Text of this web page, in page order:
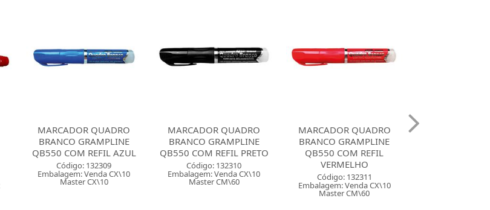
MARCADOR QUADRO
BRANCO GRAMPLINE
QB550 COM REFIL PRETO
Código: 132310
Embalagem: Venda CX\10
Master CM\60
MARCADOR QUADRO
BRANCO GRAMPLINE
QB550 COM REFIL
VERMELHO
Código: 132311
Embalagem: Venda CX\10
MARCADOR QUADRO
BRANCO GATTE
VERMELHO
Código: 133755
Embalagem: Venda CX\12
Master CM\576